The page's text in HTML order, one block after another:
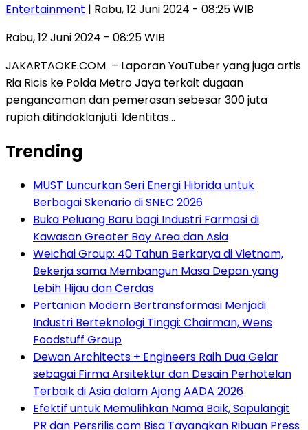
Entertainment | Rabu, 12 Juni 2024 - 08:25 WIB
Rabu, 12 Juni 2024 - 08:25 WIB
JAKARTAOKE.COM – Laporan YouTuber yang juga artis
Ria Ricis ke Polda Metro Jaya terkait dugaan
pengancaman dan pemerasan sebesar 300 juta
rupiah ditindaklanjuti. Identitas…
Trending
MUST Luncurkan Seri Energi Hibrida untuk
Berbagai Skenario di SNEC 2026
Buka Peluang Baru bagi Industri Farmasi di
Kawasan Greater Bay Area dan Asia
Weichai Group: 40 Tahun Berkarya di Vietnam,
Bekerja sama Membangun Masa Depan yang
Lebih Hijau dan Cerdas
Pertanian Modern Bertransformasi Menjadi
Industri Berteknologi Tinggi: Chairman, Wens
Foodstuff Group
Dewan Architects + Engineers Raih Dua Gelar
sebagai Firma Arsitektur dan Desain Perhotelan
Terbaik di Asia dalam Ajang AADA 2026
Efektif untuk Memulihkan Nama Baik, Sapulangit
PR dan Persrilis.com Bisa Tayangkan Ribuan Press